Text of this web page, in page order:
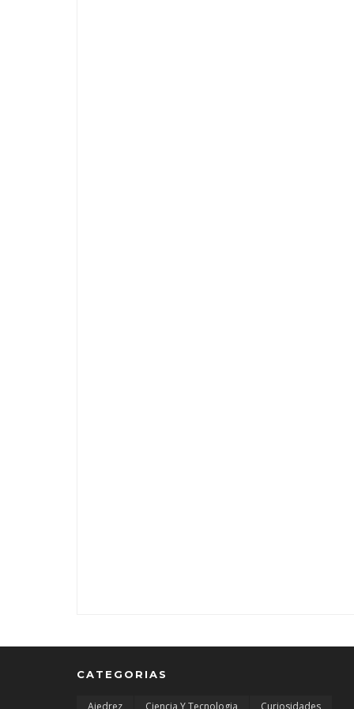
CATEGORIAS
Ajedrez Ciencia Y Tecnologia Curiosidades